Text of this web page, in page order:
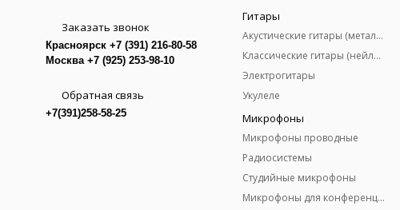
Заказать звонок
Красноярск +7 (391) 216-80-58
Москва +7 (925) 253-98-10
Обратная связь
+7(391)258-58-25
Гитары
Акустические гитары (металлические струны)
Классические гитары (нейлоновые струны)
Электрогитары
Укулеле
Микрофоны
Микрофоны проводные
Радиосистемы
Студийные микрофоны
Микрофоны для конференций